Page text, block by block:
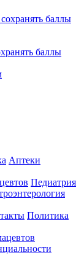
баллы
Аптеки
Педиатрия
Политика